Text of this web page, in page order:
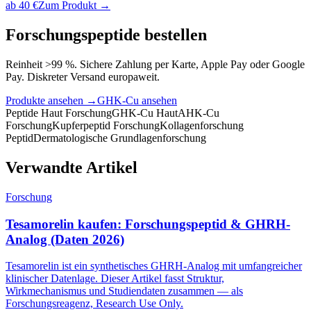
ab 40 €Zum Produkt →
Forschungspeptide bestellen
Reinheit >99 %. Sichere Zahlung per Karte, Apple Pay oder Google
Pay. Diskreter Versand europaweit.
Produkte ansehen →GHK-Cu ansehen
Peptide Haut ForschungGHK-Cu HautAHK-Cu
ForschungKupferpeptid ForschungKollagenforschung
PeptidDermatologische Grundlagenforschung
Verwandte Artikel
Forschung
Tesamorelin kaufen: Forschungspeptid & GHRH-
Analog (Daten 2026)
Tesamorelin ist ein synthetisches GHRH-Analog mit umfangreicher
klinischer Datenlage. Dieser Artikel fasst Struktur,
Wirkmechanismus und Studiendaten zusammen — als
Forschungsreagenz, Research Use Only.